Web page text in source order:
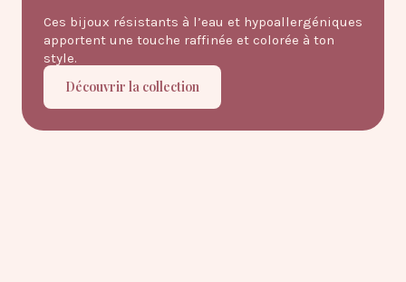
Ces bijoux résistants à l’eau et hypoallergéniques
apportent une touche raffinée et colorée à ton
style.
Découvrir la collection